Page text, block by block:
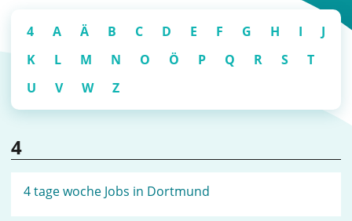
4 A Ä B C D E F G H I
J
K
L M N O Ö P Q R S
T
U
V W Z
4
4 tage woche Jobs in Dortmund